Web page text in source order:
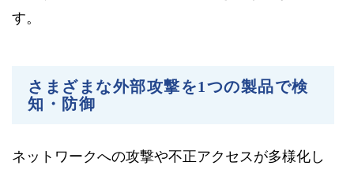
す。
さまざまな外部攻撃を1つの製品で検
知・防御
ネットワークへの攻撃や不正アクセスが多様化し